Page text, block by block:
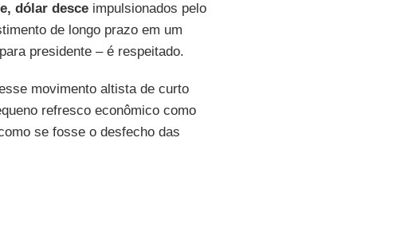
dólar desceimpulsionados pelo
de longo prazo em um
presidente – é respeitado.
movimento altista de curto
refresco econômico como
se fosse o desfecho das